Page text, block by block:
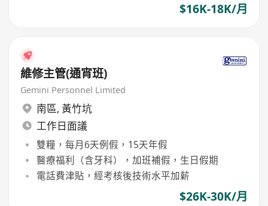
$16K-18K/月
維修主管(通宵班)
Gemini Personnel Limited
南區, 黃竹坑
工作日面議
雙糧，每月6天例假，15天年假
醫療福利（含牙科），加班補假，生日假期
電話費津貼，經考核後技術水平加薪
$26K-30K/月